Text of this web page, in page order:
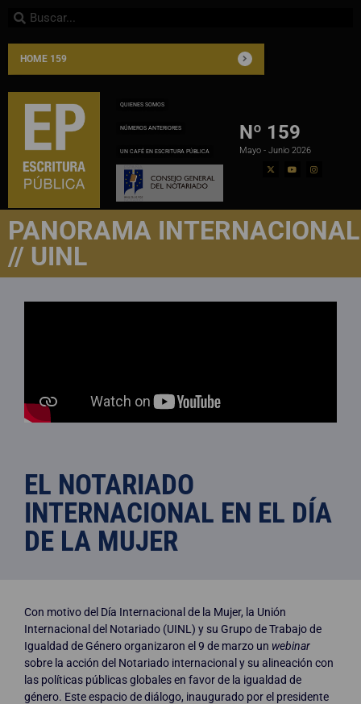
HOME 159
QUIENES SOMOS
NÚMEROS ANTERIORES
UN CAFÉ EN ESCRITURA PÚBLICA
Nº 159
Mayo - Junio 2026
PANORAMA INTERNACIONAL
// UINL
EL NOTARIADO
INTERNACIONAL EN EL DÍA
DE LA MUJER
Con motivo del Día Internacional de la Mujer, la Unión
Internacional del Notariado (UINL) y su Grupo de Trabajo de
Igualdad de Género organizaron el 9 de marzo un webinar
sobre la acción del Notariado internacional y su alineación con
las políticas públicas globales en favor de la igualdad de
género. Este espacio de diálogo, inaugurado por el presidente